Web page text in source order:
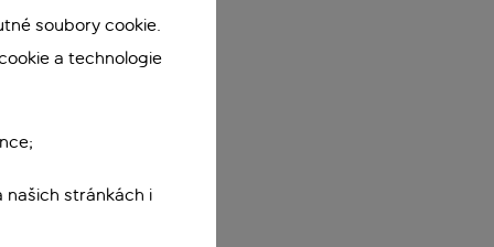
soubory cookie.
a technologie
našich stránkách i